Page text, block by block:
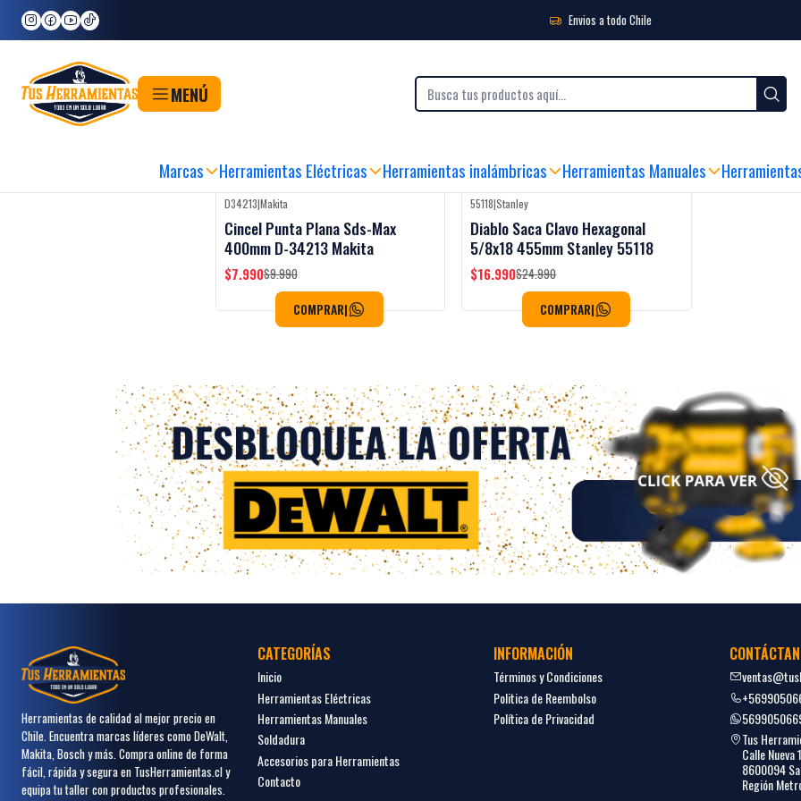
Envios a todo Chile
MENÚ
Marcas Herramientas Eléctricas Herramientas inalámbricas Herramientas Manuales
Inicio Herramientas
Cinceles
-20%OFF
D34213|Makita
Cincel Punta Plana Sds-Max
400mm D-34213 Makita
$7.990$9.990
COMPRAR|
-32%OFF
55118|Stanley
Diablo Saca Clavo Hexagonal
5/8x18 455mm Stanley 55118
$16.990$24.990
COMPRAR|
Herramientas de calidad al mejor precio en
Chile. Encuentra marcas líderes como DeWalt,
Makita, Bosch y más. Compra online de forma
fácil, rápida y segura en TusHerramientas.cl y
equipa tu taller con productos profesionales.
CATEGORÍAS
Inicio
Herramientas Eléctricas
Herramientas Manuales
Soldadura
Accesorios para Herramientas
Contacto
INFORMACIÓN
Términos y Condiciones
Politica de Reembolso
Política de Privacidad
Tus
Calle Nueva
8600094
Región